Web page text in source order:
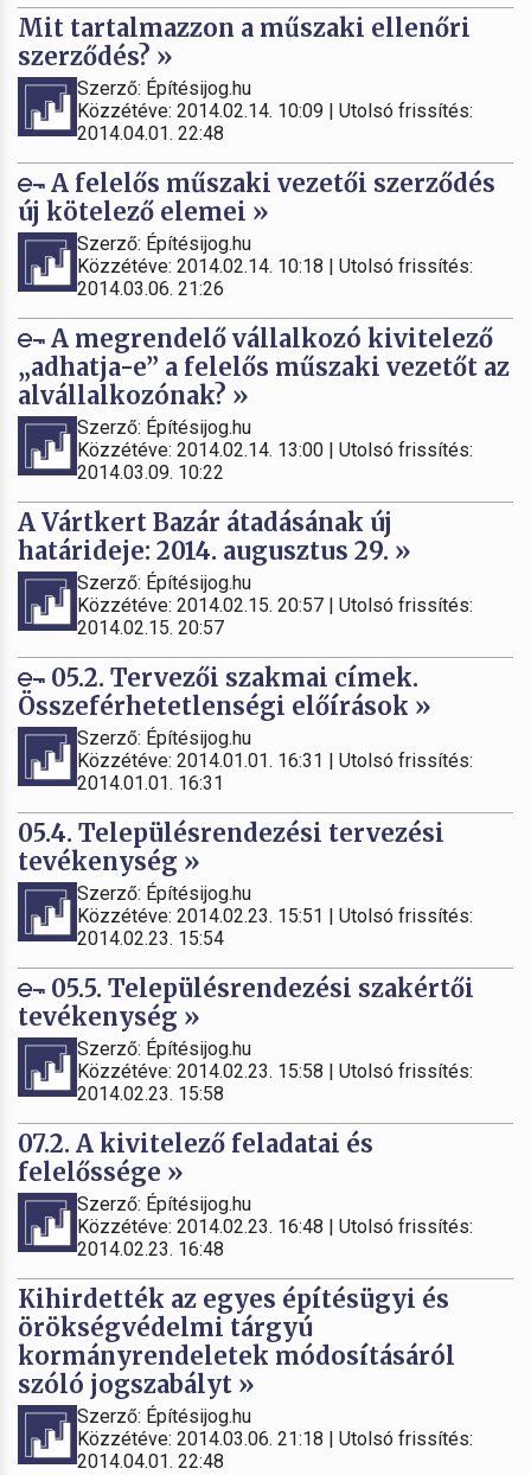
Mit tartalmazzon a műszaki ellenőri
szerződés? »
Szerző: Építésijog.hu
Közzétéve: 2014.02.14. 10:09 | Utolsó frissítés:
2014.04.01. 22:48
A felelős műszaki vezetői szerződés
új kötelező elemei »
Szerző: Építésijog.hu
Közzétéve: 2014.02.14. 10:18 | Utolsó frissítés:
2014.03.06. 21:26
A megrendelő vállalkozó kivitelező
„adhatja-e” a felelős műszaki vezetőt az
alvállalkozónak? »
Szerző: Építésijog.hu
Közzétéve: 2014.02.14. 13:00 | Utolsó frissítés:
2014.03.09. 10:22
A Vártkert Bazár átadásának új
határideje: 2014. augusztus 29. »
Szerző: Építésijog.hu
Közzétéve: 2014.02.15. 20:57 | Utolsó frissítés:
2014.02.15. 20:57
05.2. Tervezői szakmai címek.
Összeférhetetlenségi előírások »
Szerző: Építésijog.hu
Közzétéve: 2014.01.01. 16:31 | Utolsó frissítés:
2014.01.01. 16:31
05.4. Településrendezési tervezési
tevékenység »
Szerző: Építésijog.hu
Közzétéve: 2014.02.23. 15:51 | Utolsó frissítés:
2014.02.23. 15:54
05.5. Településrendezési szakértői
tevékenység »
Szerző: Építésijog.hu
Közzétéve: 2014.02.23. 15:58 | Utolsó frissítés:
2014.02.23. 15:58
07.2. A kivitelező feladatai és
felelőssége »
Szerző: Építésijog.hu
Közzétéve: 2014.02.23. 16:48 | Utolsó frissítés:
2014.02.23. 16:48
Kihirdették az egyes építésügyi és
örökségvédelmi tárgyú
kormányrendeletek módosításáról
szóló jogszabályt »
Szerző: Építésijog.hu
Közzétéve: 2014.03.06. 21:18 | Utolsó frissítés:
2014.04.01. 22:48